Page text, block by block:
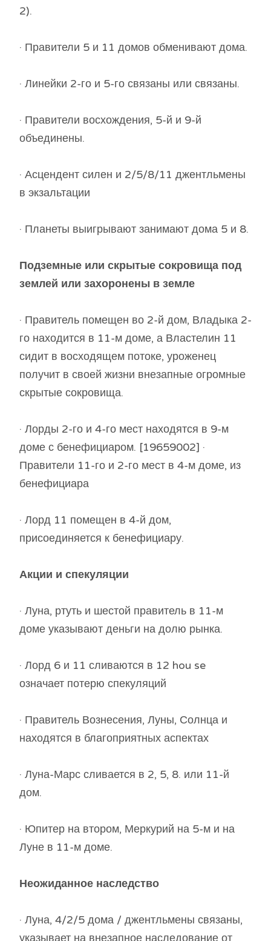
2).
· Правители 5 и 11 домов обменивают дома.
· Линейки 2-го и 5-го связаны или связаны.
· Правители восхождения, 5-й и 9-й
объединены.
· Асцендент силен и 2/5/8/11 джентльмены
в экзальтации
· Планеты выигрывают занимают дома 5 и 8.
Подземные или скрытые сокровища под
землей или захоронены в земле
· Правитель помещен во 2-й дом, Владыка 2-
го находится в 11-м доме, а Властелин 11
сидит в восходящем потоке, уроженец
получит в своей жизни внезапные огромные
скрытые сокровища.
· Лорды 2-го и 4-го мест находятся в 9-м
доме с бенефициаром. [19659002] ·
Правители 11-го и 2-го мест в 4-м доме, из
бенефициара
· Лорд 11 помещен в 4-й дом,
присоединяется к бенефициару.
Акции и спекуляции
· Луна, ртуть и шестой правитель в 11-м
доме указывают деньги на долю рынка.
· Лорд 6 и 11 сливаются в 12 hou se
означает потерю спекуляций
· Правитель Вознесения, Луны, Солнца и
находятся в благоприятных аспектах
· Луна-Марс сливается в 2, 5, 8. или 11-й
дом.
· Юпитер на втором, Меркурий на 5-м и на
Луне в 11-м доме.
Неожиданное наследство
· Луна, 4/2/5 дома / джентльмены связаны,
указывает на внезапное наследование от